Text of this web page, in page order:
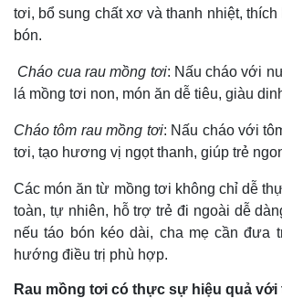
Thế giới
Quan sát
Cuộc sống đó đây
Multimedia
Video
Ảnh
tơi, bổ sung chất xơ và thanh nhiệt,
bón.
Cháo cua rau mồng tơi: Nấu cháo với
lá mồng tơi non, món ăn dễ tiêu, giàu
Cháo tôm rau mồng tơi: Nấu cháo với
tơi, tạo hương vị ngọt thanh, giúp trẻ
Các món ăn từ mồng tơi không chỉ dễ
toàn, tự nhiên, hỗ trợ trẻ đi ngoài dễ
nếu táo bón kéo dài, cha mẹ cần đưa
hướng điều trị phù hợp.
Rau mồng tơi có thực sự hiệu quả với